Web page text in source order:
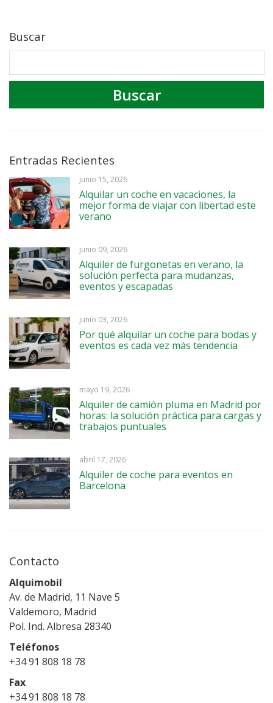
Buscar
Entradas Recientes
junio 15, 2026
Alquilar un coche en vacaciones, la
mejor forma de viajar con libertad este
verano
junio 09, 2026
Alquiler de furgonetas en verano, la
solución perfecta para mudanzas,
eventos y escapadas
junio 03, 2026
Por qué alquilar un coche para bodas y
eventos es cada vez más tendencia
mayo 19, 2026
Alquiler de camión pluma en Madrid por
horas: la solución práctica para cargas y
trabajos puntuales
abril 17, 2026
Alquiler de coche para eventos en
Barcelona
Contacto
Alquimobil
Av. de Madrid, 11 Nave 5
Valdemoro, Madrid
Pol. Ind. Albresa 28340
Teléfonos
+34 91 808 18 78
Fax
+34 91 808 18 78